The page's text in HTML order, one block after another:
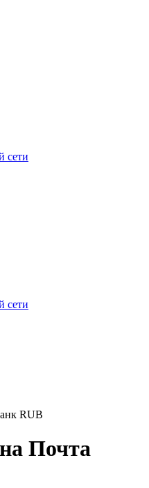
сети
сети
RUB
Почта